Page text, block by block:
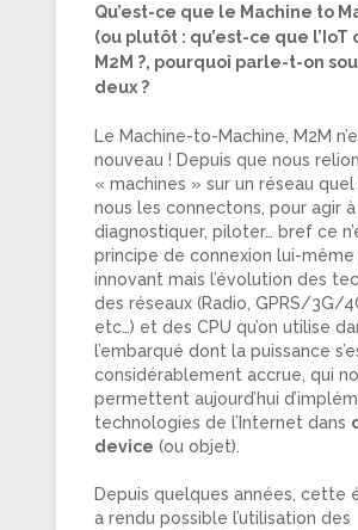
Qu’est-ce que le Machine to
(ou plutôt : qu’est-ce que l’IoT
M2M ?, pourquoi parle-t-on
deux ?
Le Machine-to-Machine, M2M
nouveau ! Depuis que nous
« machines » sur un réseau quel
nous les connectons, pour agir à
diagnostiquer, piloter… bref ce
principe de connexion lui-même
innovant mais l’évolution des
des réseaux (Radio, GPRS/3G/
etc…) et des CPU qu’on utilise
l’embarqué dont la puissance
considérablement accrue, qui
permettent aujourd’hui
technologies de l’Internet dans
device (ou objet).
Depuis quelques années, cette
a rendu possible l’utilisation des